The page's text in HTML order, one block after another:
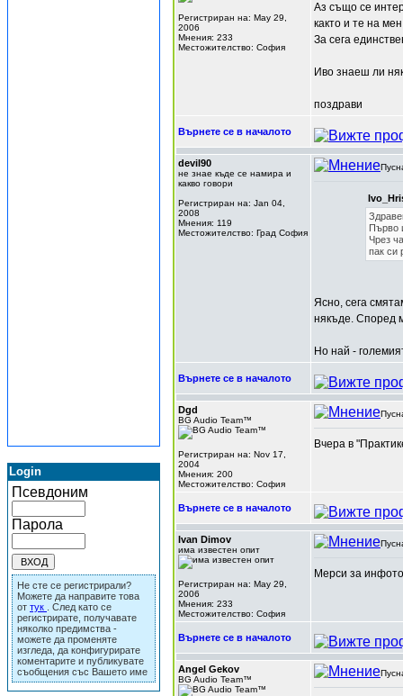
Login
Псевдоним
Парола
Не сте се регистрирали?
Можете да направите това
от тук
. След като се
регистрирате, получавате
няколко предимства -
можете да променяте
изгледа, да конфигурирате
коментарите и публикувате
съобщения със Вашето име
Регистриран на: May 29,
2006
Мнения: 233
Местожителство: София
Аз също се
както и те на
За сега
Иво знаеш ли
поздрави
Върнете се в началото
devil90
не знае къде се намира и
какво говори
Регистриран на: Jan 04,
2008
Мнения: 119
Местожителство: Град София
Първо
Чрез
пак си
Ясно, сега
някъде. Според
Но най -
Върнете се в началото
Dgd
BG Audio Team™
Регистриран на: Nov 17,
2004
Мнения: 200
Местожителство: София
Вчера в
Върнете се в началото
Ivan Dimov
има известен опит
Регистриран на: May 29,
2006
Мнения: 233
Местожителство: София
Мерси за
Върнете се в началото
Angel Gekov
BG Audio Team™